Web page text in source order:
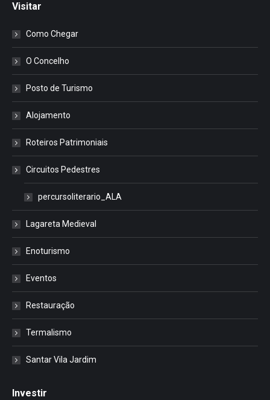
Visitar
Como Chegar
O Concelho
Posto de Turismo
Alojamento
Roteiros Patrimoniais
Circuitos Pedestres
percursoliterario_ALA
Lagareta Medieval
Enoturismo
Eventos
Restauração
Termalismo
Santar Vila Jardim
Investir